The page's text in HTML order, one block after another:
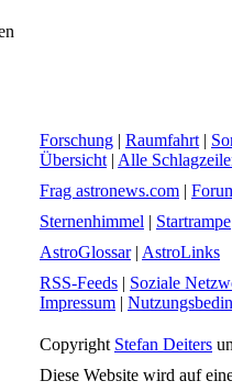
Forschung | Raumfahrt |
Übersicht | Alle
Frag astronews.com |
Sternenhimmel | Startrampe
AstroGlossar| AstroLinks
RSS-Feeds | Soziale
Impressum |
Copyright Stefan Deiters
Diese Website wird auf